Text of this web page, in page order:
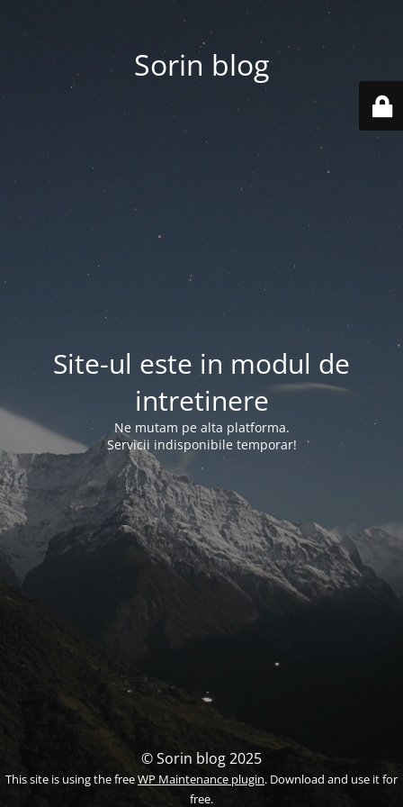
Sorin blog
Site-ul este in modul de
intretinere
Ne mutam pe alta platforma.
Servicii indisponibile temporar!
© Sorin blog 2025
This site is using the freeWP Maintenance plugin. Download and use it for
free.